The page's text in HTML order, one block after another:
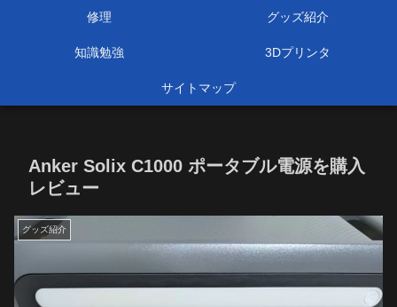
修理 グッズ紹介
知識勉強 3Dプリンタ
サイトマップ
Anker Solix C1000 ポータブル電源を購入
レビュー
グッズ紹介